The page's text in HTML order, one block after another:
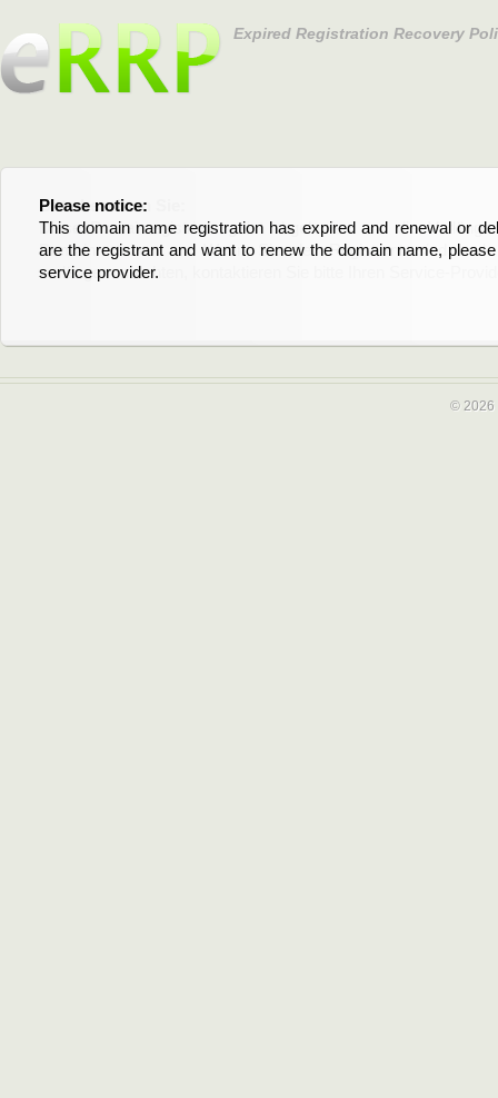
Expired Registration Recovery
Please notice:
This domain name registration has expired and renewal or
are the registrant and want to renew the domain name,
service provider.
Bitte beachten Sie:
Diese Domainregistrierung ist abgelaufen und die
Domain stehen an. Wenn Sie der Registrant sind und
verlängern möchten, kontaktieren Sie bitte Ihren Service-
© 2026